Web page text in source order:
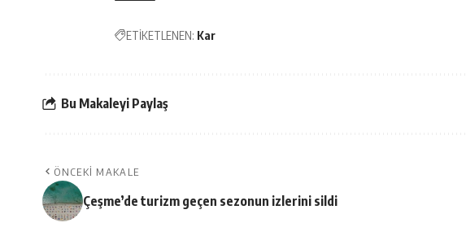
ETİKETLENEN: Kar
Bu Makaleyi Paylaş
ÖNCEKI MAKALE
Çeşme’de turizm geçen sezonun izlerini sildi